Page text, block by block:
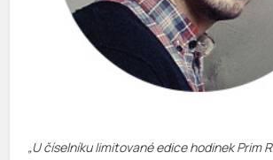
„U číselníku limitované edice hodinek Prim